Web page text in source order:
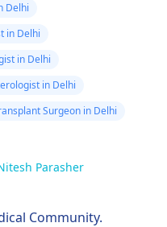
Delhi
in Delhi
in Delhi
in Delhi
Surgeon in Delhi
Parasher
Community.